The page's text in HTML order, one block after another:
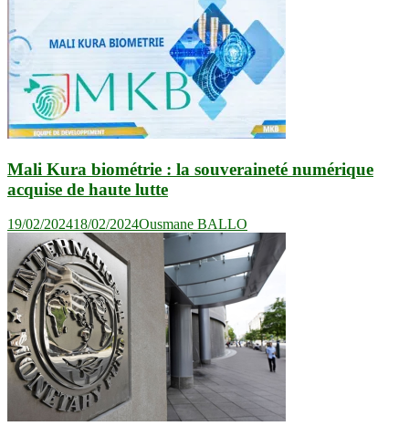
Mali Kura biométrie : la souveraineté numérique
acquise de haute lutte
19/02/202418/02/2024Ousmane BALLO